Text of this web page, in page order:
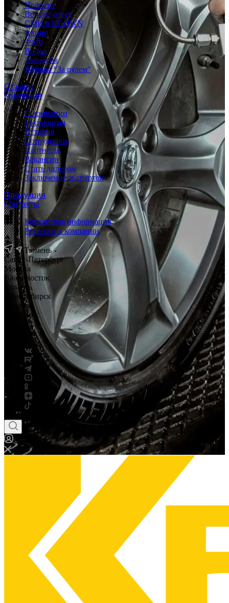
Новости
Вопрос-ответ
СМИ о KROWN
Акции
Фото
Видео
Экология
Журнал "За рулем"
Отзывы
Компания
О компании
Технология
История
Сотрудники
Партнеры
Вакансии
Стать дилером
Заключение экспертов
Продукция
Контакты
Контактная информация
Реквизиты компании
Тюмень
Санкт-Петербург
Москва
Владивосток
Тюмень
Новосибирск
Саратов
Смоленск
Беларусь